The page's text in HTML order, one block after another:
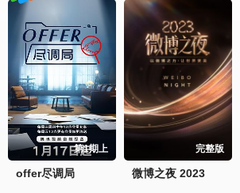
第1期上
offer尽调局
完整版
微博之夜 2023